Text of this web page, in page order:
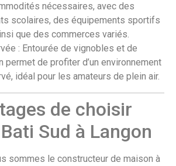
nécessaires, avec des
scolaires, des équipements sportifs
que des commerces variés.
: Entourée de vignobles et de
permet de profiter d’un environnement
idéal pour les amateurs de plein air.
de choisir
Sud à Langon
sommes le constructeur de maison à